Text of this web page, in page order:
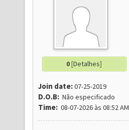
0[Detalhes]
Join date:07-25-2019
D.O.B: Não especificado
Time: 08-07-2026 às 08:52 AM